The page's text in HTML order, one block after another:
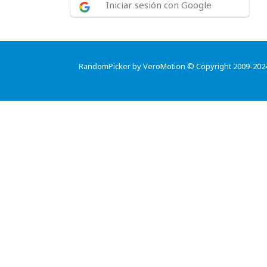
Iniciar sesión con Google
RandomPicker by VeroMotion © Copyright 2009-